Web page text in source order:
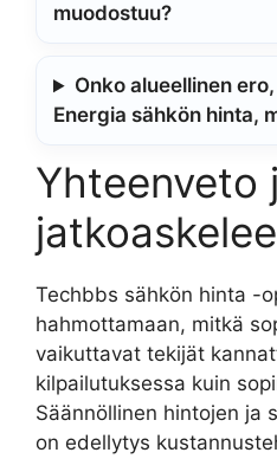
muodostuu?
Onko alueellinen
Energia sähkön hinta,
Yhteenveto
Techbbs sähkön hinta -
hahmottamaan, mitkä
vaikuttavat tekijät
kilpailutuksessa kuin
Säännöllinen hintojen ja
on edellytys